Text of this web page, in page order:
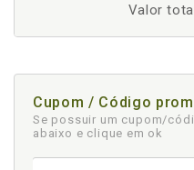
Valor
Cupom / Código
Se possuir um cupom/
abaixo e clique em ok